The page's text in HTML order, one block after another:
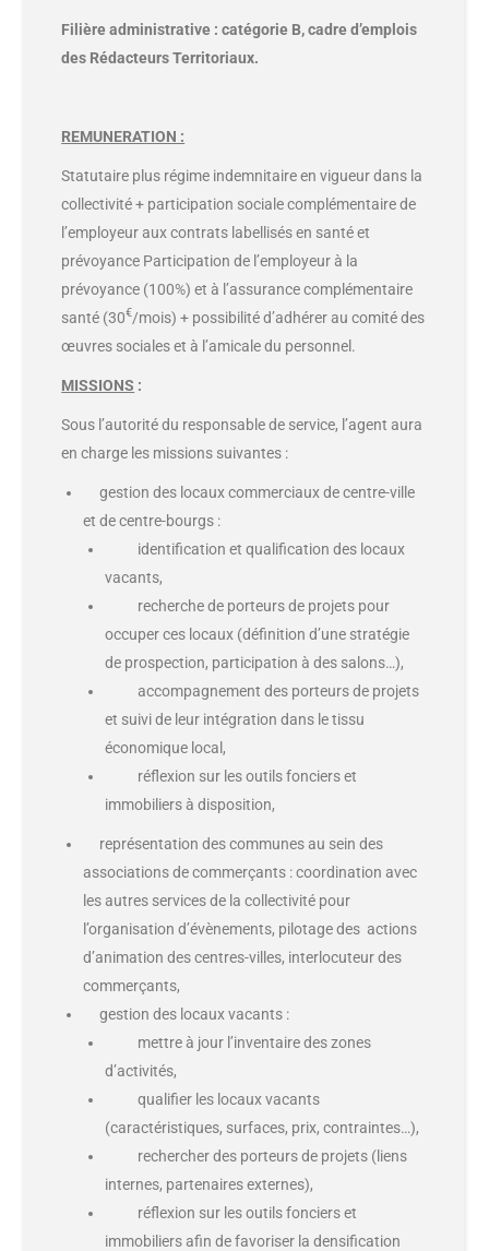
Filière administrative : catégorie B, cadre d’emplois
des Rédacteurs Territoriaux.
REMUNERATION :
Statutaire plus régime indemnitaire en vigueur dans la
collectivité + participation sociale complémentaire de
l’employeur aux contrats labellisés en santé et
prévoyance Participation de l’employeur à la
prévoyance (100%) et à l’assurance complémentaire
santé (30€/mois) + possibilité d’adhérer au comité des
œuvres sociales et à l’amicale du personnel.
MISSIONS :
Sous l’autorité du responsable de service, l’agent aura
en charge les missions suivantes :
gestion des locaux commerciaux de centre-ville
et de centre-bourgs :
identification et qualification des locaux
vacants,
recherche de porteurs de projets pour
occuper ces locaux (définition d’une stratégie
de prospection, participation à des salons…),
accompagnement des porteurs de projets
et suivi de leur intégration dans le tissu
économique local,
réflexion sur les outils fonciers et
immobiliers à disposition,
représentation des communes au sein des
associations de commerçants : coordination avec
les autres services de la collectivité pour
l’organisation d’évènements, pilotage des actions
d’animation des centres-villes, interlocuteur des
commerçants,
gestion des locaux vacants :
mettre à jour l’inventaire des zones
d’activités,
qualifier les locaux vacants
(caractéristiques, surfaces, prix, contraintes…),
rechercher des porteurs de projets (liens
internes, partenaires externes),
réflexion sur les outils fonciers et
immobiliers afin de favoriser la densification